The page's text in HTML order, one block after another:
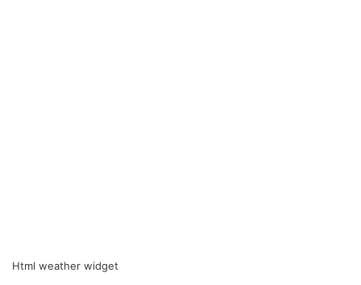
Html weather widget